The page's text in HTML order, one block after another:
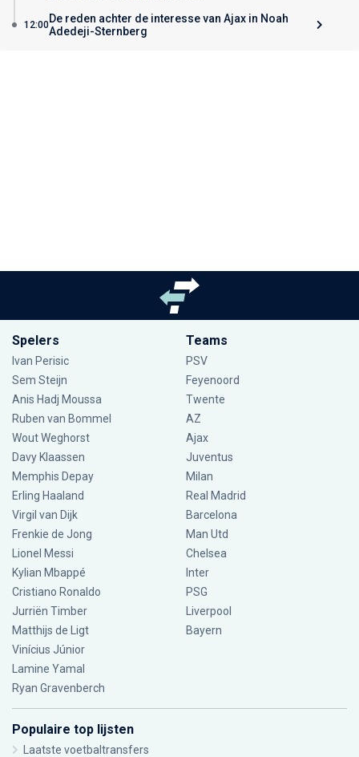
12:00De reden achter de interesse van Ajax in Noah
Adedeji-Sternberg
Spelers
Ivan Perisic
Sem Steijn
Anis Hadj Moussa
Ruben van Bommel
Wout Weghorst
Davy Klaassen
Memphis Depay
Erling Haaland
Virgil van Dijk
Frenkie de Jong
Lionel Messi
Kylian Mbappé
Cristiano Ronaldo
Jurriën Timber
Matthijs de Ligt
Vinícius Júnior
Lamine Yamal
Ryan Gravenberch
Teams
PSV
Feyenoord
Twente
AZ
Ajax
Juventus
Milan
Real Madrid
Barcelona
Man Utd
Chelsea
Inter
PSG
Liverpool
Bayern
Populaire top lijsten
Laatste voetbaltransfers